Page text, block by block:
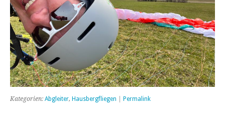
Kategorien: Abgleiter, Hausbergfliegen Permalink